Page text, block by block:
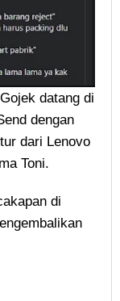
datang di
dengan
dari Lenovo
Toni.
di